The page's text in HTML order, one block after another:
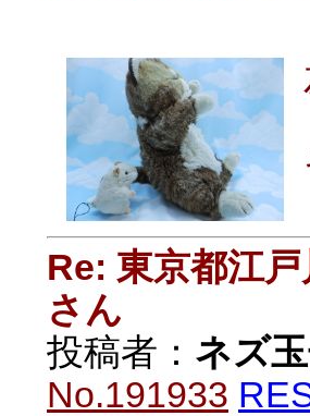
Re: 東京都江
さん
投稿者： ネズ
No.191933